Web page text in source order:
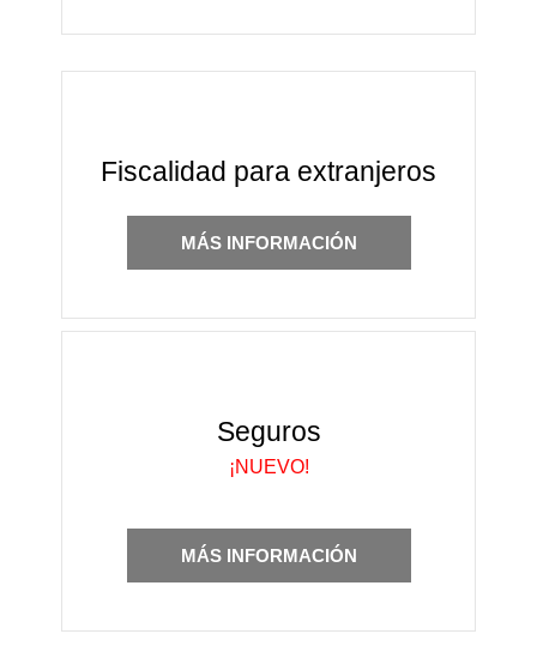
Fiscalidad para extranjeros
MÁS INFORMACIÓN
Seguros
¡NUEVO!
MÁS INFORMACIÓN